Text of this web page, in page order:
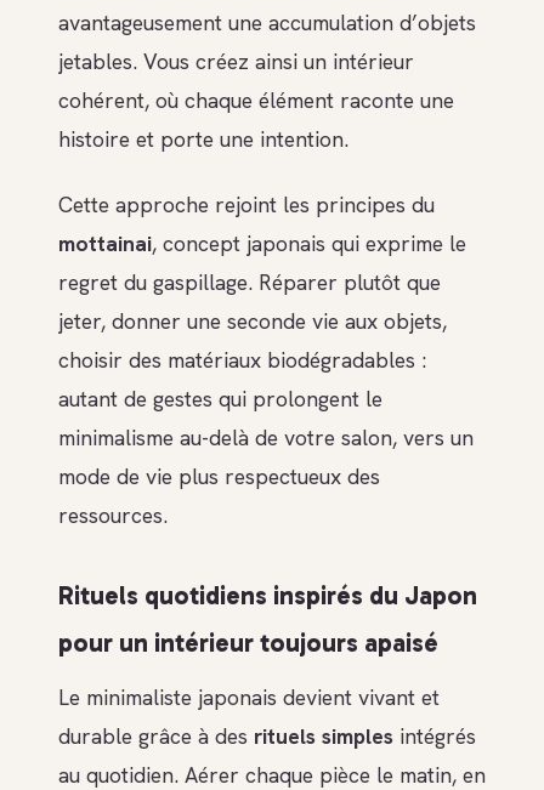
avantageusement une accumulation d’objets
jetables. Vous créez ainsi un intérieur
cohérent, où chaque élément raconte une
histoire et porte une intention.
Cette approche rejoint les principes du
mottainai, concept japonais qui exprime le
regret du gaspillage. Réparer plutôt que
jeter, donner une seconde vie aux objets,
choisir des matériaux biodégradables :
autant de gestes qui prolongent le
minimalisme au-delà de votre salon, vers un
mode de vie plus respectueux des
ressources.
Rituels quotidiens inspirés du Japon
pour un intérieur toujours apaisé
Le minimaliste japonais devient vivant et
durable grâce à des rituels simples intégrés
au quotidien. Aérer chaque pièce le matin, en